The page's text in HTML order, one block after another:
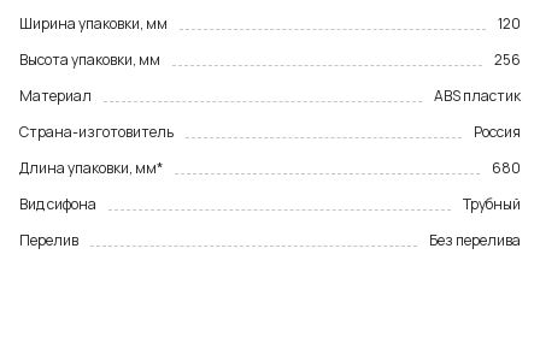
Ширина упаковки, мм
120
Высота упаковки, мм
256
Материал
ABS пластик
Страна-изготовитель
Россия
Длина упаковки, мм*
680
Вид сифона
Трубный
Перелив
Без перелива